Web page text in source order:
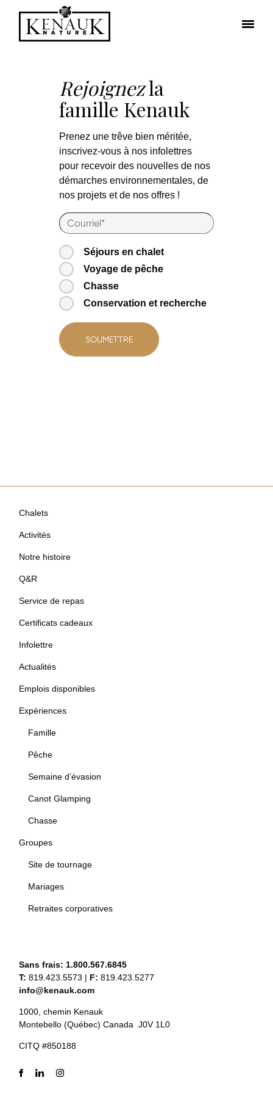
Rejoignezla
famille Kenauk
Prenez une trêve bien méritée,
inscrivez-vous à nos infolettres
pour recevoir des nouvelles de nos
démarches environnementales, de
nos projets et de nos offres !
Séjours en chalet
Voyage de pêche
Chasse
Conservation et recherche
Chalets
Activités
Notre histoire
Q&R
Service de repas
Certificats cadeaux
Infolettre
Actualités
Emplois disponibles
Expériences
Famille
Pêche
Semaine d’évasion
Canot Glamping
Chasse
Groupes
Site de tournage
Mariages
Retraites corporatives
Sans frais: 1.800.567.6845
T: 819.423.5573 | F: 819.423.5277
info@kenauk.com
1000, chemin Kenauk
Montebello (Québec) Canada J0V 1L0
CITQ #850188